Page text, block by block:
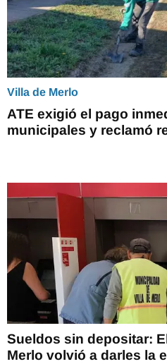
Villa de Merlo
ATE exigió el pago
municipales y reclamó
Sueldos sin depositar:
Merlo volvió a darles la